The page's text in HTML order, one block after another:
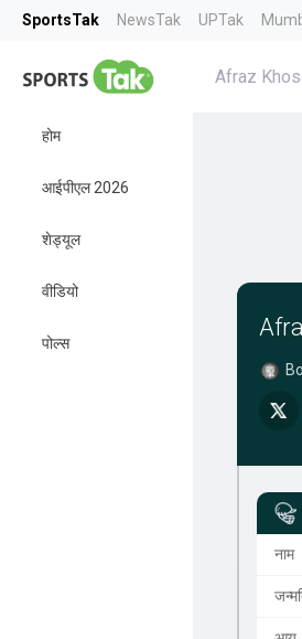
SportsTak NewsTak UPTak
होम
आईपीएल 2026
शेड्यूल
वीडियो
पोल्स
Afraz
नाम